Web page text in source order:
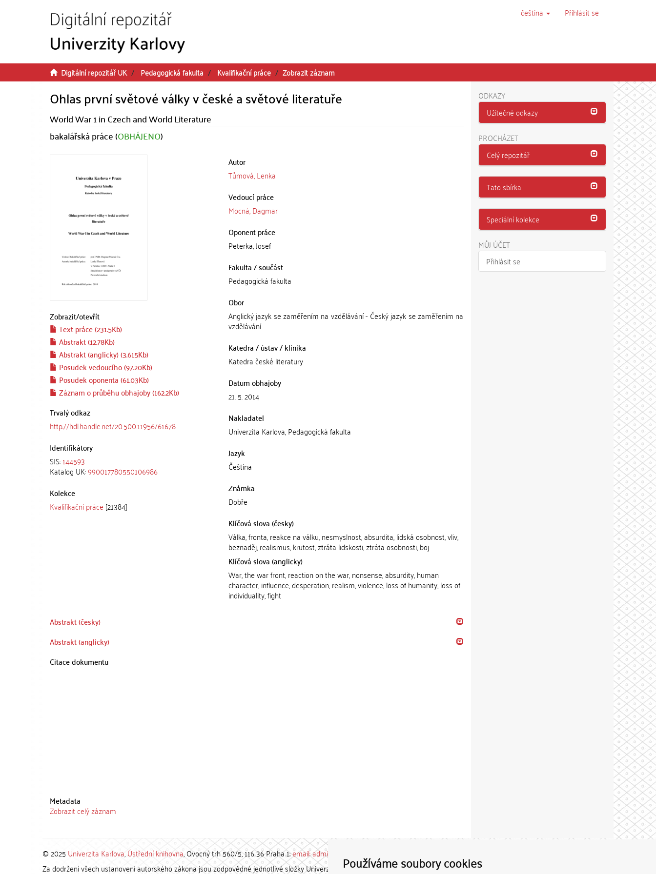
Používáme soubory cookies
čeština Přihlásit se
Digitální repozitář UK Pedagogická fakulta Kvalifikační práce Zobrazit záznam
Ohlas první světové války v české a světové literatuře
World War 1 in Czech and World Literature
bakalářská práce (OBHÁJENO)
Zobrazit/otevřít
Text práce (231.5Kb)
Abstrakt (12.78Kb)
Abstrakt (anglicky) (3.615Kb)
Posudek vedoucího (97.20Kb)
Posudek oponenta (61.03Kb)
Záznam o průběhu obhajoby (162.2Kb)
Trvalý odkaz
http://hdl.handle.net/20.500.11956/61678
Identifikátory
SIS:144593
Katalog UK:990017780550106986
Kolekce
Kvalifikační práce [21384]
Autor
Tůmová, Lenka
Vedoucí práce
Mocná, Dagmar
Oponent práce
Peterka, Josef
Fakulta / součást
Pedagogická fakulta
Obor
Anglický jazyk se zaměřením na vzdělávání - Český jazyk se zaměřením na
vzdělávání
Katedra / ústav / klinika
Katedra české literatury
Datum obhajoby
21. 5. 2014
Nakladatel
Univerzita Karlova, Pedagogická fakulta
Jazyk
Čeština
Známka
Dobře
Klíčová slova (česky)
Válka, fronta, reakce na válku, nesmyslnost, absurdita, lidská osobnost, vliv,
beznaděj, realismus, krutost, ztráta lidskosti, ztráta osobnosti, boj
Klíčová slova (anglicky)
War, the war front, reaction on the war, nonsense, absurdity, human
character, influence, desperation, realism, violence, loss of humanity, loss of
individuality, fight
Abstrakt (česky)
Abstrakt (anglicky)
Citace dokumentu
Metadata
Zobrazit celý záznam
ODKAZY
Užitečné odkazy
PROCHÁZET
Celý repozitář
Tato sbírka
Speciální kolekce
MŮJ ÚČET
Přihlásit se
© 2025 Univerzita Karlova,Ústřední knihovna, Ovocný trh 560/5, 116 36 Praha 1;email: admin-repozitar [at] cuni.cz
Za dodržení všech ustanovení autorského zákona jsou zodpovědné jednotlivé složky Univerzity Karlovy. / Each constituent